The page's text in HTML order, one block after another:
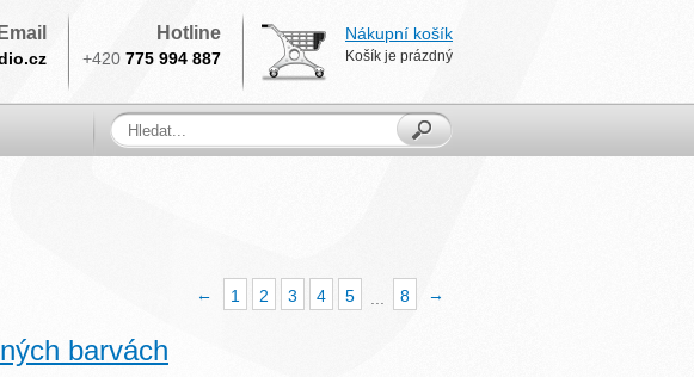
Email Hotline
+420 775 994 887
Nákupní košík
Košík je prázdný
← 1 2 3 4 5 8 →
barvách